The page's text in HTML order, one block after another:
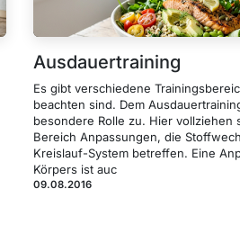
Ausdauertraining
Es gibt verschiedene
beachten sind. Dem
besondere Rolle zu. Hier vollziehen
Bereich Anpassungen, die
Kreislauf-System betreffen. Eine
Körpers ist auc
09.08.2016